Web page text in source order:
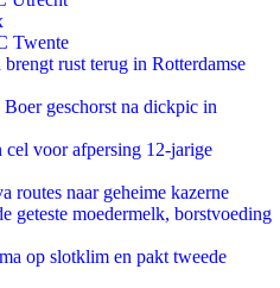
Twente
rust terug in Rotterdamse
geschorst na dickpic in
voor afpersing 12-jarige
routes naar geheime kazerne
geteste moedermelk, borstvoeding
op slotklim en pakt tweede